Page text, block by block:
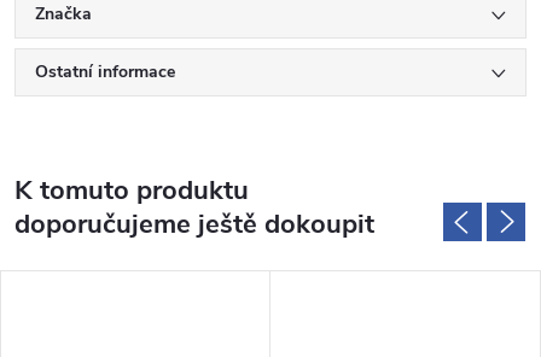
Značka
Ostatní informace
K tomuto produktu
doporučujeme ještě dokoupit